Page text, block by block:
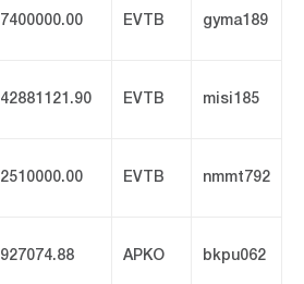
7400000.00 EVTB gyma189
42881121.90 EVTB misi185
2510000.00 EVTB nmmt792
927074.88 APKO bkpu062